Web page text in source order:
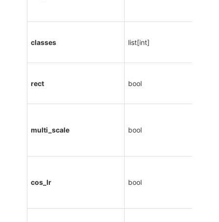
classes list[int]
rect bool
multi_scale bool
cos_lr bool